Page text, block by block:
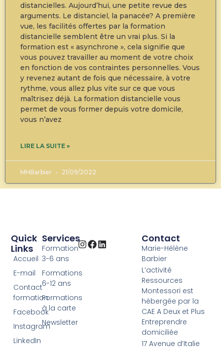
distancielles. Aujourd’hui, une petite revue des
arguments. Le distanciel, la panacée? A première
vue, les facilités offertes par la formation
distancielle semblent être un vrai plus. Si la
formation est « asynchrone », cela signifie que
vous pouvez travailler au moment de votre choix
en fonction de vos contraintes personnelles. Vous
y revenez autant de fois que nécessaire, à votre
rythme, vous allez plus vite sur ce que vous
maîtrisez déjà. La formation distancielle vous
permet de vous former depuis votre domicile,
vous n’avez
LIRE LA SUITE »
MHBarbier 21/09/2022
Services
Formation
3-6 ans
Formations
6-12 ans
Formations
à la carte
Newsletter
Quick
Links
Accueil
E-mail
Contact
formation
Facebook
Instagram
LinkedIn
Contact
Marie-Hélène
Barbier
L’activité
Ressources
Montessori est
hébergée par la
CAE A Deux et Plus
Entreprendre
domiciliée
17 Avenue d’Italie